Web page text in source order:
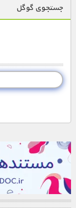
1900 تومان – بی بها (افزودن به سبد خريد)
جستجوی گوگل